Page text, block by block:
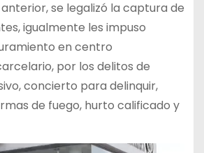
se legalizó la captura de
igualmente les impuso
en centro
por los delitos de
concierto para delinquir,
de fuego, hurto calificado y